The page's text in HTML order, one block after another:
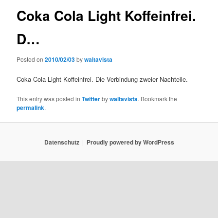
Coka Cola Light Koffeinfrei.
D…
Posted on2010/02/03bywaltavista
Coka Cola Light Koffeinfrei. Die Verbindung zweier Nachteile.
This entry was posted inTwitterbywaltavista. Bookmark the
permalink.
Datenschutz Proudly powered by WordPress